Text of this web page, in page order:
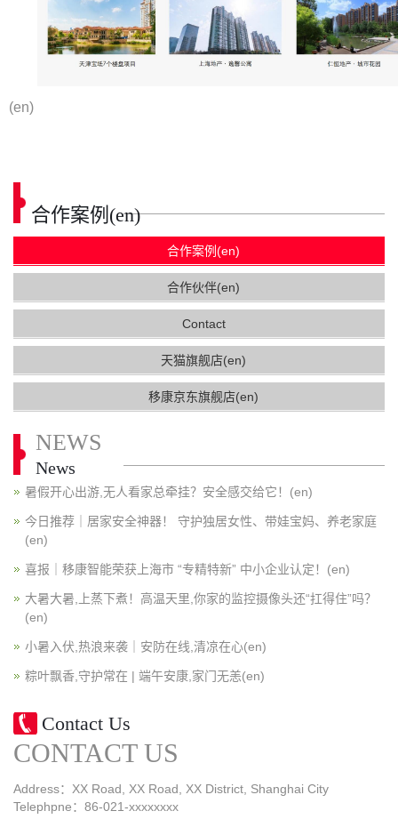
(en)
合作案例(en)
合作案例(en)
合作伙伴(en)
Contact
天猫旗舰店(en)
移康京东旗舰店(en)
NEWS
News
暑假开心出游,无人看家总牵挂？安全感交给它！(en)
今日推荐｜居家安全神器！ 守护独居女性、带娃宝妈、养老家庭
(en)
喜报｜移康智能荣获上海市 “专精特新” 中小企业认定！(en)
大暑大暑,上蒸下煮！高温天里,你家的监控摄像头还“扛得住”吗？
(en)
小暑入伏,热浪来袭｜安防在线,清凉在心(en)
粽叶飘香,守护常在 | 端午安康,家门无恙(en)
Contact Us
CONTACT US
Address：XX Road, XX Road, XX District, Shanghai City
Telephpne：86-021-xxxxxxxx